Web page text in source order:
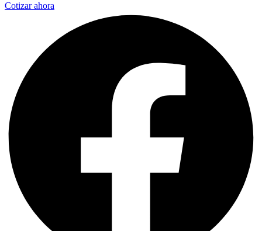
Cotizar ahora